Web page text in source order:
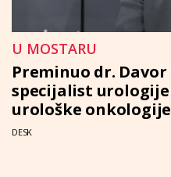
U MOSTARU
Preminuo dr.
specijalist
urološke onkologije
DESK